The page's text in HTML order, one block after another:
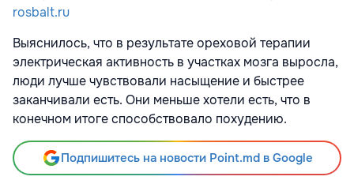
rosbalt.ru
Выяснилось, что в результате ореховой терапии
электрическая активность в участках мозга выросла,
люди лучше чувствовали насыщение и быстрее
заканчивали есть. Они меньше хотели есть, что в
конечном итоге способствовало похудению.
Подпишитесь на новости Point.md в Google